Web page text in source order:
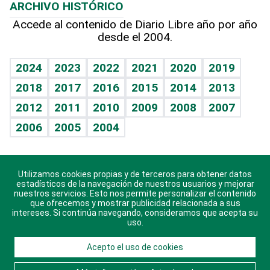
Hablando con el pediatra
Vida y familia
Eñe
Celebrando la vida
Sin complejos
En pocas palabras
Escuchando al corazón
Economía Personal
BRV
TBT Deportivo
Columnistas
Más firmas
Hecho en casa
Guía del dinero
Cumpleaños
Horóscopos
Juegos
ARCHIVO HISTÓRICO
Accede al contenido de Diario Libre año por año
desde el 2004.
2024 2023 2022 2021 2020
2019
2018
2017 2016 2015 2014
2013
2012
2011 2010 2009 2008
2007
2006
2005 2004
Descarga nuestras aplicaciones para Android, iOS y
sistema Huawei.
© 2021 Diario Libre, todos los derechos reservados.
Utilizamos cookies propias y de terceros para obtener datos
estadísticos de la navegación de nuestros usuarios y mejorar
nuestros servicios. Esto nos permite personalizar el contenido
que ofrecemos y mostrar publicidad relacionada a sus
intereses. Si continúa navegando, consideramos que acepta su
uso.
Acepto el uso de cookies